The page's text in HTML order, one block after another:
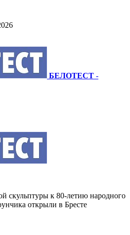
БЕЛОТЕСТ -
скульптуры к 80-летию народного
открыли в Бресте